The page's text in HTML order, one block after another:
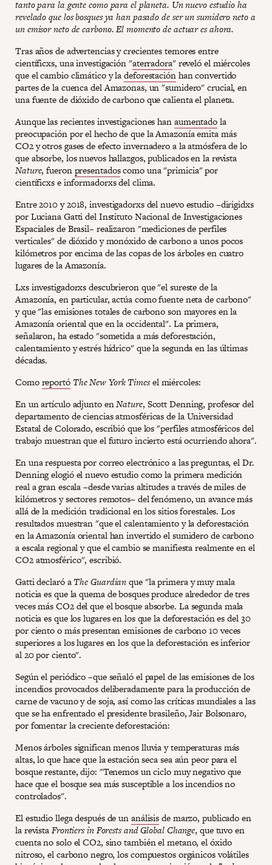
tanto para la gente como para el planeta. Un nuevo estudio ha
revelado que los bosques ya han pasado de ser un sumidero neto a
un emisor neto de carbono. El momento de actuar es ahora.
Tras años de advertencias y crecientes temores entre
científicxs, una investigación "aterradora" reveló el miércoles
que el cambio climático y ladeforestaciónhan convertido
partes de la cuenca del Amazonas, un "sumidero" crucial, en
una fuente de dióxido de carbono que calienta el planeta.
Aunque las recientes investigaciones hanaumentadola
preocupación por el hecho de que la Amazonía emita más
CO2 y otros gases de efecto invernadero a la atmósfera de lo
que absorbe, los nuevos hallazgos, publicados en la revista
Nature, fueronpresentadoscomo una "primicia" por
científicxs e informadorxs del clima.
Entre 2010 y 2018, investigadorxs del nuevo estudio –dirigidxs
por Luciana Gatti del Instituto Nacional de Investigaciones
Espaciales de Brasil– realizaron "mediciones de perfiles
verticales" de dióxido y monóxido de carbono a unos pocos
kilómetros por encima de las copas de los árboles en cuatro
lugares de la Amazonía.
Lxs investigadorxs descubrieron que "el sureste de la
Amazonía, en particular, actúa como fuente neta de carbono"
y que "las emisiones totales de carbono son mayores en la
Amazonía oriental que en la occidental". La primera,
señalaron, ha estado "sometida a más deforestación,
calentamiento y estrés hídrico" que la segunda en las últimas
décadas.
Comoreportó The New York Timesel miércoles:
En un artículo adjunto enNature, Scott Denning, profesor del
departamento de ciencias atmosféricas de la Universidad
Estatal de Colorado, escribió que los "perfiles atmosféricos del
trabajo muestran que el futuro incierto está ocurriendo ahora".
En una respuesta por correo electrónico a las preguntas, el Dr.
Denning elogió el nuevo estudio como la primera medición
real a gran escala –desde varias altitudes a través de miles de
kilómetros y sectores remotos– del fenómeno, un avance más
allá de la medición tradicional en los sitios forestales. Los
resultados muestran "que el calentamiento y la deforestación
en la Amazonía oriental han invertido el sumidero de carbono
a escala regional y que el cambio se manifiesta realmente en el
CO2 atmosférico", escribió.
Gatti declaró aThe Guardianque "la primera y muy mala
noticia es que la quema de bosques produce alrededor de tres
veces más CO2 del que el bosque absorbe. La segunda mala
noticia es que los lugares en los que la deforestación es del 30
por ciento o más presentan emisiones de carbono 10 veces
superiores a los lugares en los que la deforestación es inferior
al 20 por ciento".
Según el periódico –que señaló el papel de las emisiones de los
incendios provocados deliberadamente para la producción de
carne de vacuno y de soja, así como las críticas mundiales a las
que se ha enfrentado el presidente brasileño, Jair Bolsonaro,
por fomentar la creciente deforestación:
Menos árboles significan menos lluvia y temperaturas más
altas, lo que hace que la estación seca sea aún peor para el
bosque restante, dijo: "Tenemos un ciclo muy negativo que
hace que el bosque sea más susceptible a los incendios no
controlados".
El estudio llega después de unanálisisde marzo, publicado en
la revistaFrontiers in Forests and Global Change, que tuvo en
cuenta no solo el CO2, sino también el metano, el óxido
nitroso, el carbono negro, los compuestos orgánicos volátiles